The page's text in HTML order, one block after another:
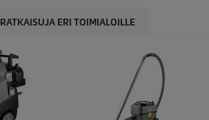
RATKAISUJA ERI TOIMIALOILLE